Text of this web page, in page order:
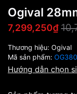
Ogival
7,299,250₫
Thương hiệu: Ogival
Mã sản phẩm:
Hướng dẫn chọn